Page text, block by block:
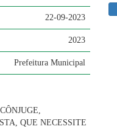
22-09-2023
2023
Prefeitura Municipal
QUE NECESSITE